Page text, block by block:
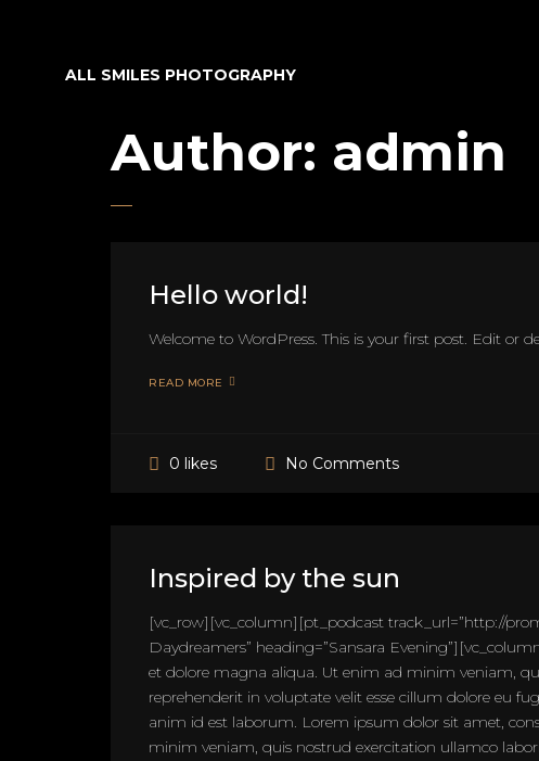
ALL SMILES PHOTOGRAPHY
Author: admin
Hello world!
Welcome to WordPress. This is your first post. Edit or
READ MORE
0 likes No Comments
Inspired by the sun
[vc_row][vc_column][pt_podcast track_url=”http://
Daydreamers” heading=”Sansara
et dolore magna aliqua. Ut enim ad minim veniam,
reprehenderit in voluptate velit esse cillum dolore eu
anim id est laborum. Lorem ipsum dolor sit amet,
minim veniam, quis nostrud exercitation ullamco